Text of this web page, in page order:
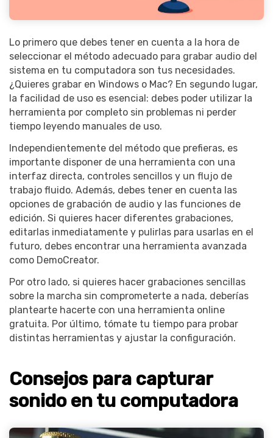
Lo primero que debes tener en cuenta a la hora de
seleccionar el método adecuado para grabar audio del
sistema en tu computadora son tus necesidades.
¿Quieres grabar en Windows o Mac? En segundo lugar,
la facilidad de uso es esencial: debes poder utilizar la
herramienta por completo sin problemas ni perder
tiempo leyendo manuales de uso.
Independientemente del método que prefieras, es
importante disponer de una herramienta con una
interfaz directa, controles sencillos y un flujo de
trabajo fluido. Además, debes tener en cuenta las
opciones de grabación de audio y las funciones de
edición. Si quieres hacer diferentes grabaciones,
editarlas inmediatamente y pulirlas para usarlas en el
futuro, debes encontrar una herramienta avanzada
como DemoCreator.
Por otro lado, si quieres hacer grabaciones sencillas
sobre la marcha sin comprometerte a nada, deberías
plantearte hacerte con una herramienta online
gratuita. Por último, tómate tu tiempo para probar
distintas herramientas y ajustar la configuración.
Consejos para capturar
sonido en tu computadora